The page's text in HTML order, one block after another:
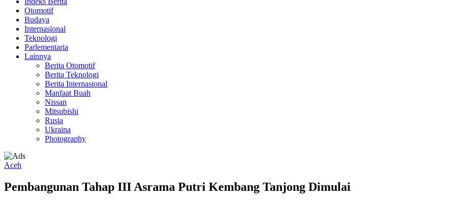
Otomotif
Budaya
Internasional
Teknologi
Parlementaria
Lainnya
Berita Otomotif
Berita Teknologi
Berita Internasional
Manfaat Buah
Nissan
Mitsubishi
Rusia
Ukraina
Photography
Aceh
Pembangunan Tahap III Asrama Putri Kembang Tanjong Dimulai